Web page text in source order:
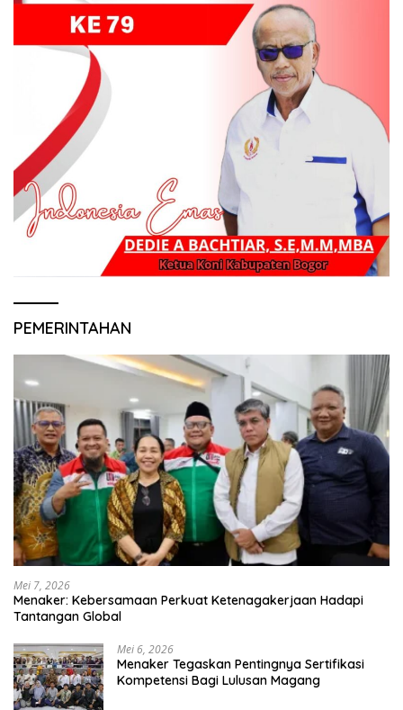
PEMERINTAHAN
Mei 7, 2026
Menaker: Kebersamaan Perkuat Ketenagakerjaan Hadapi
Tantangan Global
Mei 6, 2026
Menaker Tegaskan Pentingnya Sertifikasi
Kompetensi Bagi Lulusan Magang